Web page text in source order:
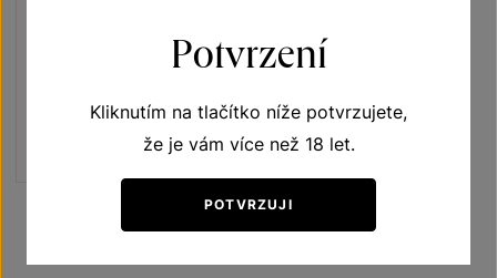
Sauvignon 5+1
pozdní sběr 2022
Šarže 2319
Kč
Potvrzení
Kliknutím na tlačítko níže potvrzujete,
že je vám více než 18 let.
POTVRZUJI